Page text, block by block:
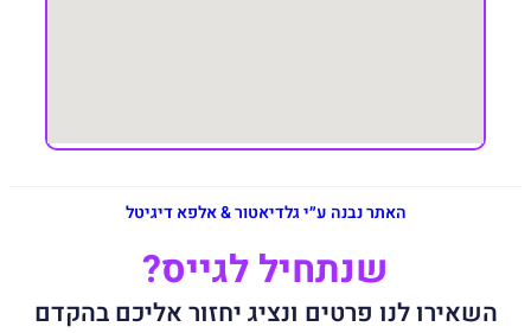
האתר נבנה ע״י גלדיאטור & אלפא דיגיטל
שנתחיל לגייס?
השאירו לנו פרטים ונציג יחזור אליכם בהקדם